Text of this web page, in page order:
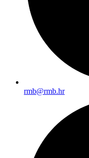
rmb@rmb.hr